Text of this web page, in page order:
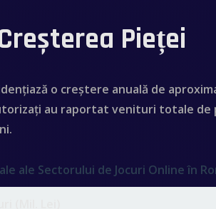
Pieței
o creștere anuală de
au raportat venituri totale de
ale Sectorului de Jocuri Online în